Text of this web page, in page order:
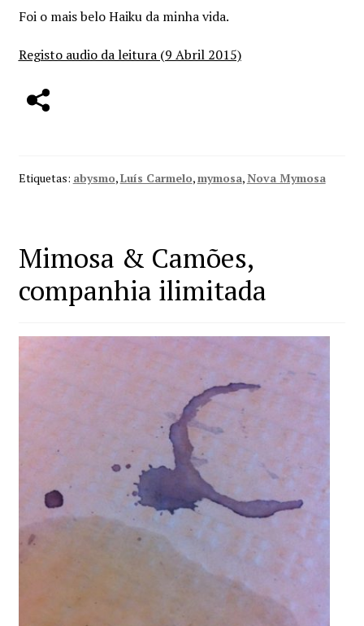
Foi o mais belo Haiku da minha vida.
Registo audio da leitura (9 Abril 2015)
Etiquetas: abysmo,Luís Carmelo,mymosa, Nova Mymosa
Mimosa & Camões,
companhia ilimitada